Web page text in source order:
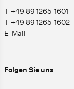
T +49 89 1265-1601
T +49 89 1265-1602
E-Mail
Folgen Sie uns